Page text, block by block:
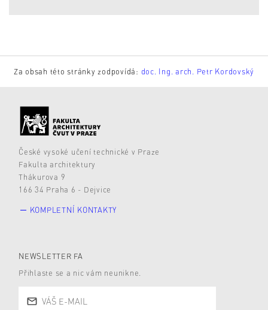
Za obsah této stránky zodpovídá: doc. Ing. arch. Petr Kordovský
České vysoké učení technické v Praze
Fakulta architektury
Thákurova 9
166 34 Praha 6 - Dejvice
KOMPLETNÍ KONTAKTY
NEWSLETTER FA
Přihlaste se a nic vám neunikne.